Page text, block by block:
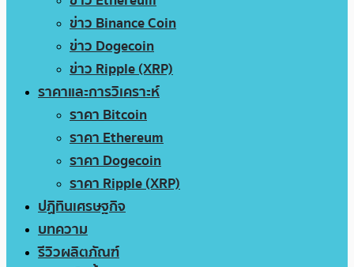
ข่าว Binance Coin
ข่าว Dogecoin
ข่าว Ripple (XRP)
ราคาและการวิเคราะห์
ราคา Bitcoin
ราคา Ethereum
ราคา Dogecoin
ราคา Ripple (XRP)
ปฏิทินเศรษฐกิจ
บทความ
รีวิวผลิตภัณฑ์